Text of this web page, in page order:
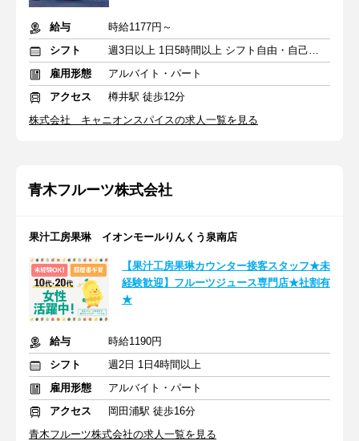
給与
時給1177円～
シフト
週3日以上 1日5時間以上 シフト自由・自己申告
雇用形態
アルバイト・パート
アクセス
樽井駅 徒歩12分
株式会社 キャニオンスパイスの求人一覧を見る
青木フルーツ株式会社
果汁工房果琳 イオンモールりんくう泉南店
【果汁工房果琳カウンター接客スタッフ★未
経験歓迎】フルーツジュース専門店★社割有
★
給与
時給1190円
シフト
週2日 1日4時間以上
雇用形態
アルバイト・パート
アクセス
岡田浦駅 徒歩16分
青木フルーツ株式会社の求人一覧を見る